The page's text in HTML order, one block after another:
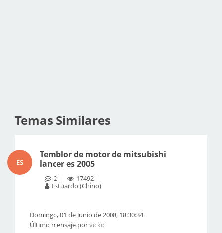
Temas Similares
ES
Temblor de motor de mitsubishi
lancer es 2005
2
17492
Estuardo (Chino)
Domingo, 01 de Junio de 2008, 18:30:34
Último mensaje porvicko